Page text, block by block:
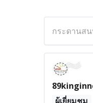
กระดานส